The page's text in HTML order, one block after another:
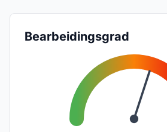
Bearbeidingsgrad